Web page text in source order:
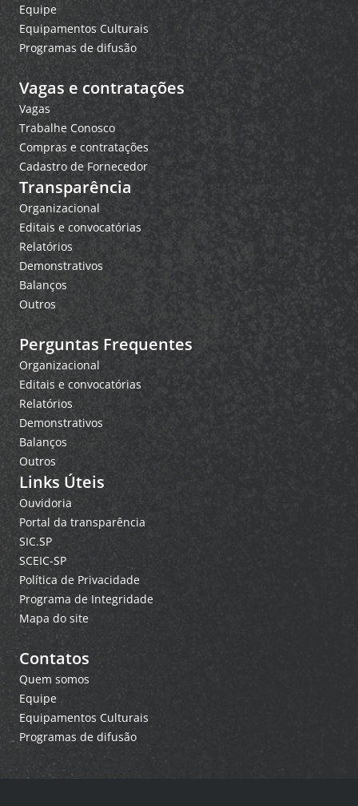
Equipe
Equipamentos Culturais
Programas de difusão
Vagas e contratações
Vagas
Trabalhe Conosco
Compras e contratações
Cadastro de Fornecedor
Transparência
Organizacional
Editais e convocatórias
Relatórios
Demonstrativos
Balanços
Outros
Perguntas Frequentes
Organizacional
Editais e convocatórias
Relatórios
Demonstrativos
Balanços
Outros
Links Úteis
Ouvidoria
Portal da transparência
SIC.SP
SCEIC-SP
Política de Privacidade
Programa de Integridade
Mapa do site
Contatos
Quem somos
Equipe
Equipamentos Culturais
Programas de difusão